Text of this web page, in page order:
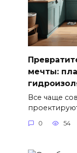
мечты:
Все чаще
0 54